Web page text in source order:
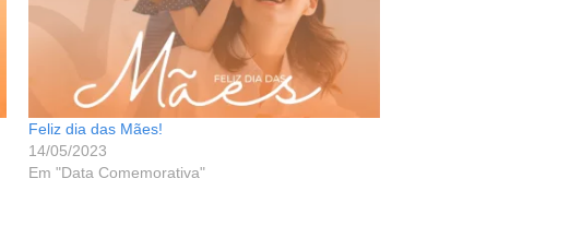
Feliz dia das Mães!
14/05/2023
Em "Data Comemorativa"